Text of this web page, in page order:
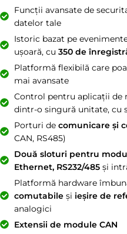
Funcții avansate de
datelor tale
Istoric bazat pe
ușoară, cu 350 de
Platformă flexibilă care
mai avansate
Control pentru aplicații de
dintr-o singură unitate, cu
Porturi de comunicare și
CAN, RS485)
Două sloturi pentru
Ethernet, RS232/485și
Platformă hardware
comutabileși ieșire de
analogici
Extensii de module CAN